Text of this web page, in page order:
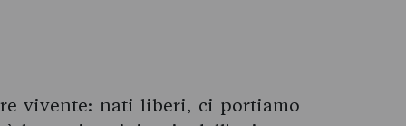
vivente: nati liberi, ci portiamo